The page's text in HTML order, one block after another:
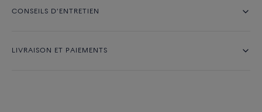
CONSEILS D'ENTRETIEN
LIVRAISON ET PAIEMENTS